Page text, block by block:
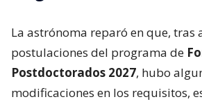
La astrónoma reparó en que, tras
postulaciones del programa de
Postdoctorados 2027, hubo
modificaciones en los requisitos,